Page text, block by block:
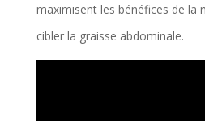
maximisent les bénéfices de la
cibler la graisse abdominale.